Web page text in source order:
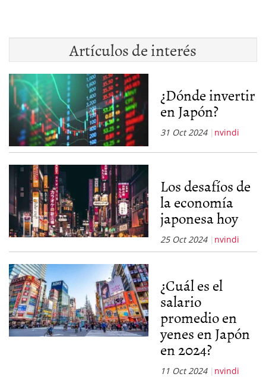
Artículos de interés
¿Dónde invertir
en Japón?
31 Oct 2024 nvindi
Los desafíos de
la economía
japonesa hoy
25 Oct 2024 nvindi
¿Cuál es el
salario
promedio en
yenes en Japón
en 2024?
11 Oct 2024 nvindi